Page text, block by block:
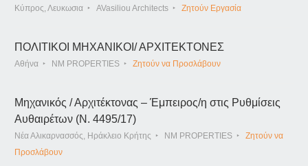
Κύπρος, Λευκωσια AVasiliou Architects Ζητούν Εργασία
ΠΟΛΙΤΙΚΟΙ ΜΗΧΑΝΙΚΟΙ/ ΑΡΧΙΤΕΚΤΟΝΕΣ
Αθήνα NM PROPERTIES Ζητούν να Προσλάβουν
Μηχανικός / Αρχιτέκτονας – Έμπειρος/η στις Ρυθμίσεις
Αυθαιρέτων (Ν. 4495/17)
Νέα Αλικαρνασσός, Ηράκλειο Κρήτης NM PROPERTIES
Ζητούν να
Προσλάβουν